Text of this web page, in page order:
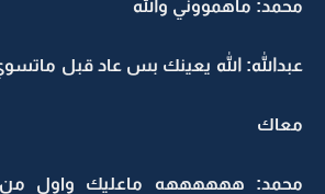
محمد: ماهمووني والله
عبدالله: الله يعينك بس عاد قبل
معاك
محمد: ههههههه ماعليك واول من